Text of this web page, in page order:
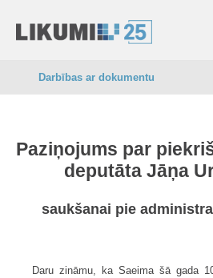
Darbības ar dokumentu
Paziņojums par
deputāta Jāņa
saukšanai pie
Daru zināmu, ka Saeima šā gada